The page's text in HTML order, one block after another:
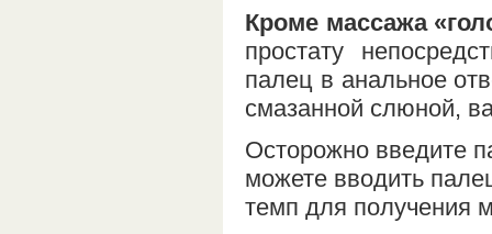
Кроме массажа
простату
палец в анальное
смазанной слюной,
Осторожно введите
можете вводить
темп для получения